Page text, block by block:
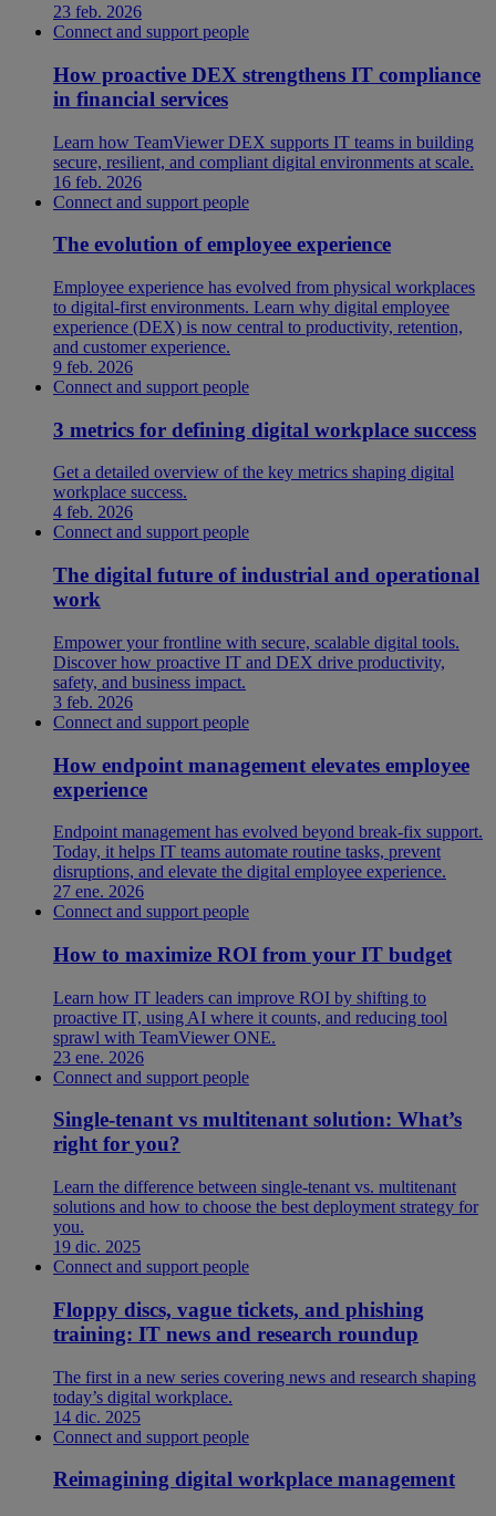
23 feb. 2026
Connect and support people
How proactive DEX strengthens IT compliance
in financial services
Learn how TeamViewer DEX supports IT teams in building
secure, resilient, and compliant digital environments at scale.
16 feb. 2026
Connect and support people
The evolution of employee experience
Employee experience has evolved from physical workplaces
to digital-first environments. Learn why digital employee
experience (DEX) is now central to productivity, retention,
and customer experience.
9 feb. 2026
Connect and support people
3 metrics for defining digital workplace success
Get a detailed overview of the key metrics shaping digital
workplace success.
4 feb. 2026
Connect and support people
The digital future of industrial and operational
work
Empower your frontline with secure, scalable digital tools.
Discover how proactive IT and DEX drive productivity,
safety, and business impact.
3 feb. 2026
Connect and support people
How endpoint management elevates employee
experience
Endpoint management has evolved beyond break-fix support.
Today, it helps IT teams automate routine tasks, prevent
disruptions, and elevate the digital employee experience.
27 ene. 2026
Connect and support people
How to maximize ROI from your IT budget
Learn how IT leaders can improve ROI by shifting to
proactive IT, using AI where it counts, and reducing tool
sprawl with TeamViewer ONE.
23 ene. 2026
Connect and support people
Single-tenant vs multitenant solution: What’s
right for you?
Learn the difference between single-tenant vs. multitenant
solutions and how to choose the best deployment strategy for
you.
19 dic. 2025
Connect and support people
Floppy discs, vague tickets, and phishing
training: IT news and research roundup
The first in a new series covering news and research shaping
today’s digital workplace.
14 dic. 2025
Connect and support people
Reimagining digital workplace management